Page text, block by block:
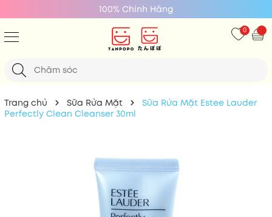
100% Chính Hãng
0
Trang chủ Sữa Rửa Mặt
Sữa Rửa Mặt Estee Lauder
Perfectly Clean Cleanser 30ml